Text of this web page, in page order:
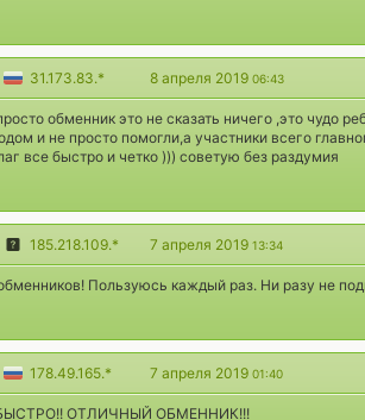
31.173.83.* 8 апреля 2019 06:43
обменник это не сказать ничего ,это чудо
и не просто помогли,а участники всего
все быстро и четко ))) советую без раздумия
185.218.109.* 7 апреля 2019 13:34
Пользуюсь каждый раз. Ни разу не
178.49.165.* 7 апреля 2019 01:40
ОТЛИЧНЫЙ ОБМЕННИК!!!